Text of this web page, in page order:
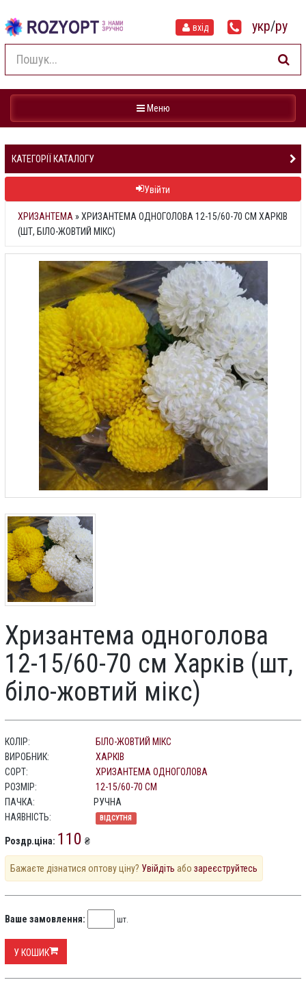
вхід укр/ру
Навігація
Меню
КАТЕГОРІЇ КАТАЛОГУ
Увійти
ХРИЗАНТЕМА »ХРИЗАНТЕМА ОДНОГОЛОВА 12-15/60-70 СМ ХАРКІВ
(ШТ, БІЛО-ЖОВТИЙ МІКС)
Хризантема одноголова
12-15/60-70 см Харків (шт,
біло-жовтий мікс)
КОЛІР:
БІЛО-ЖОВТИЙ МІКС
ВИРОБНИК:
ХАРКІВ
СОРТ:
ХРИЗАНТЕМА ОДНОГОЛОВА
РОЗМІР:
12-15/60-70 СМ
ПАЧКА:
РУЧНА
НАЯВНІСТЬ:
ВІДСУТНЯ
Роздр.ціна: 110 ₴
Бажаєте дізнатися оптову ціну? Увійдіть або зареєструйтесь
Ваше замовлення: шт.
У КОШИК